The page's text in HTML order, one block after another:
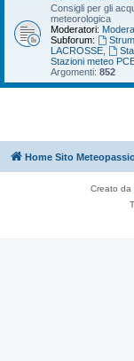
Consigli per gli
meteorologica
Moderatori:
Subforum:
LACROSSE
Stazioni meteo
Argomenti: 852
Home Sito
Creato da